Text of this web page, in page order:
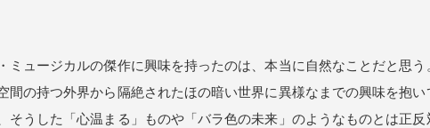
ュージカルの傑作に興味を持ったのは、本当に自然なことだと思う
の持つ外界から隔絶されたほの暗い世界に異様なまでの興味を抱
そうした「心温まる」ものや「バラ色の未来」のようなものとは正